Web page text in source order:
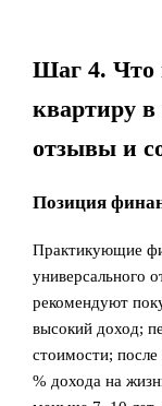
Шаг 4. Что
квартиру
отзывы и
Позиция
Практикующие
универсального
рекомендуют
высокий доход;
стоимости;
% дохода на